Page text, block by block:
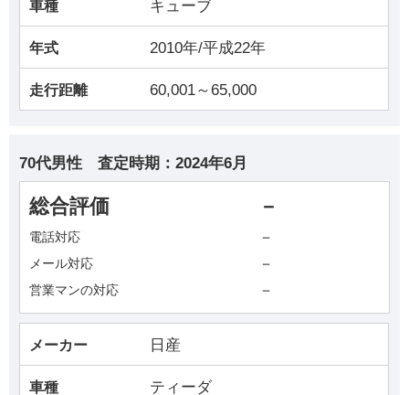
車種 キューブ
年式 2010年/平成22年
走行距離 60,001～65,000
70代男性 査定時期： 2024年6月
総合評価 －
電話対応 －
メール対応 －
営業マンの対応 －
メーカー 日産
車種 ティーダ